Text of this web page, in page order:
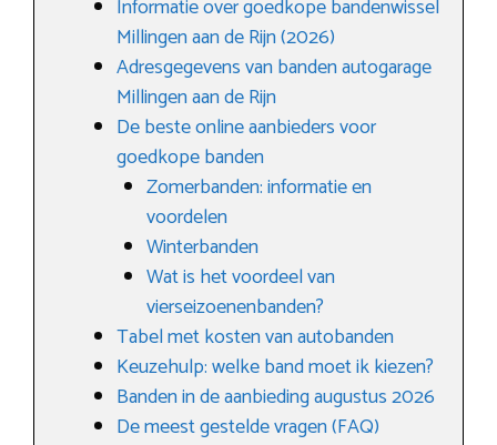
Informatie over goedkope bandenwissel
Millingen aan de Rijn (2026)
Adresgegevens van banden autogarage
Millingen aan de Rijn
De beste online aanbieders voor
goedkope banden
Zomerbanden: informatie en
voordelen
Winterbanden
Wat is het voordeel van
vierseizoenenbanden?
Tabel met kosten van autobanden
Keuzehulp: welke band moet ik kiezen?
Banden in de aanbieding augustus 2026
De meest gestelde vragen (FAQ)